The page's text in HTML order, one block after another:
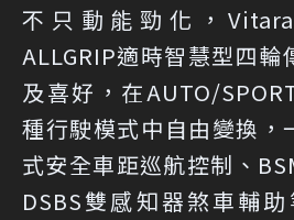
不只動能勁化，
ALLGRIP適時智慧型四輪
及喜好，在AUTO/
種行駛模式中自由變換，
式安全車距巡航控制、
DSBS雙感知器煞車輔